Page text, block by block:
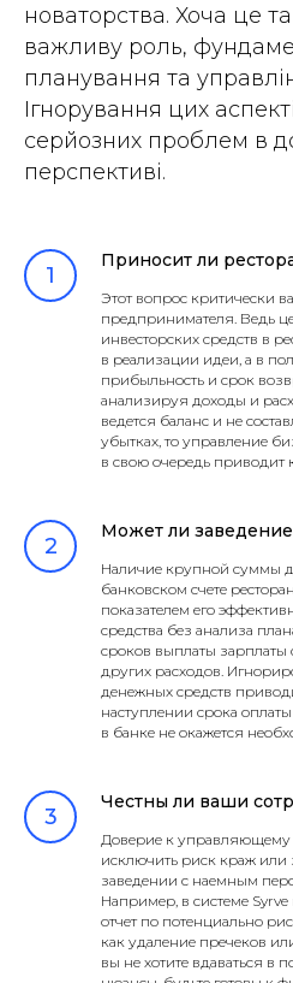
новаторства. Хоча це
важливу роль,
планування та
Ігнорування цих
серйозних проблем в
перспективі.
Приносит ли
Этот вопрос критически
предпринимателя. Ведь
инвесторских средств в
в реализации идеи, а в
прибыльность и срок
анализируя доходы и
ведется баланс и не
убытках, то управление
в свою очередь
Может ли заведение
Наличие крупной суммы
банковском счете
показателем его
средства без анализа
сроков выплаты
других расходов.
денежных средств
наступлении срока
в банке не окажется
Честны ли ваши
Доверие к управляющему
исключить риск краж
заведении с наемным
Например, в системе
отчет по потенциально
как удаление пречеков
вы не хотите вдаваться в